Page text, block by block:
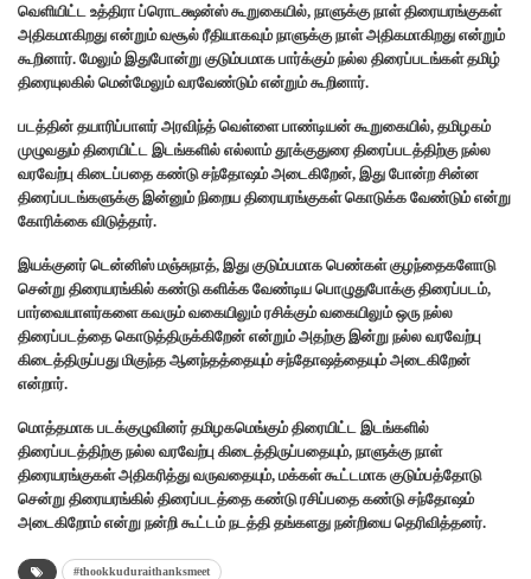
வெளியிட்ட உத்திரா ப்ரொடக்ஷன்ஸ் கூறுகையில், நாளுக்கு நாள் திரையரங்குகள்
அதிகமாகிறது என்றும் வசூல் ரீதியாகவும் நாளுக்கு நாள் அதிகமாகிறது என்றும்
கூறினார். மேலும் இதுபோன்று குடும்பமாக பார்க்கும் நல்ல திரைப்படங்கள் தமிழ்
திரையுலகில் மென்மேலும் வரவேண்டும் என்றும் கூறினார்.
படத்தின் தயாரிப்பாளர் அரவிந்த் வெள்ளை பாண்டியன் கூறுகையில், தமிழகம்
முழுவதும் திரையிட்ட இடங்களில் எல்லாம் தூக்குதுரை திரைப்படத்திற்கு நல்ல
வரவேற்பு கிடைப்பதை கண்டு சந்தோஷம் அடைகிறேன், இது போன்ற சின்ன
திரைப்படங்களுக்கு இன்னும் நிறைய திரையரங்குகள் கொடுக்க வேண்டும் என்று
கோரிக்கை விடுத்தார்.
இயக்குனர் டென்னிஸ் மஞ்சுநாத், இது குடும்பமாக பெண்கள் குழந்தைகளோடு
சென்று திரையரங்கில் கண்டு களிக்க வேண்டிய பொழுதுபோக்கு திரைப்படம்,
பார்வையாளர்களை கவரும் வகையிலும் ரசிக்கும் வகையிலும் ஒரு நல்ல
திரைப்படத்தை கொடுத்திருக்கிறேன் என்றும் அதற்கு இன்று நல்ல வரவேற்பு
கிடைத்திருப்பது மிகுந்த ஆனந்தத்தையும் சந்தோஷத்தையும் அடைகிறேன்
என்றார்.
மொத்தமாக படக்குழுவினர் தமிழகமெங்கும் திரையிட்ட இடங்களில்
திரைப்படத்திற்கு நல்ல வரவேற்பு கிடைத்திருப்பதையும், நாளுக்கு நாள்
திரையரங்குகள் அதிகரித்து வருவதையும், மக்கள் கூட்டமாக குடும்பத்தோடு
சென்று திரையரங்கில் திரைப்படத்தை கண்டு ரசிப்பதை கண்டு சந்தோஷம்
அடைகிறோம் என்று நன்றி கூட்டம் நடத்தி தங்களது நன்றியை தெரிவித்தனர்.
#thookkuduraithanksmeet